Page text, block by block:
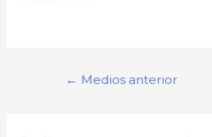
← Medios anterior